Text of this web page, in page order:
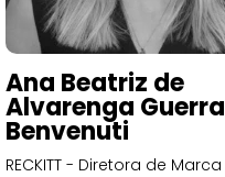
Ana Beatriz de
Alvarenga Guerra
Benvenuti
RECKITT - Diretora de Marca